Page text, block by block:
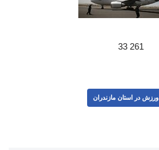
261 33
ورزش در استان مازندران